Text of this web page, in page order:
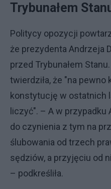
Trybunałem
Politycy opozycji
że prezydenta Andrzeja
przed Trybunałem
twierdziła, że "na pewno
konstytucję w ostatnich
liczyć". – A w
do czynienia z tym na
ślubowania od trzech
sędziów, a przyjęciu od
– podkreśliła.